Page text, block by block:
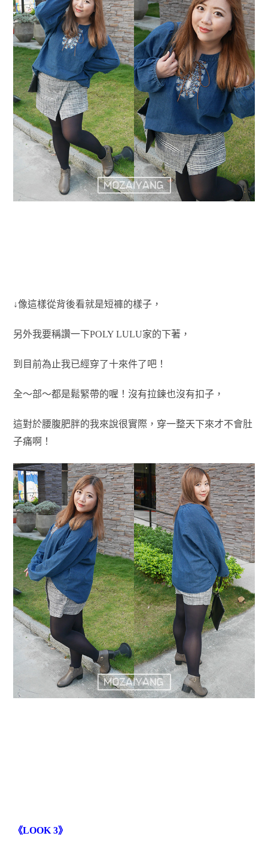
↓像這樣從背後看就是短褲的樣子，
另外我要稱讚一下POLY LULU家的下著，
到目前為止我已經穿了十來件了吧！
全～部～都是鬆緊帶的喔！沒有拉鍊也沒有扣子，
這對於腰腹肥胖的我來說很實際，穿一整天下來才不會肚
子痛啊！
《LOOK 3》